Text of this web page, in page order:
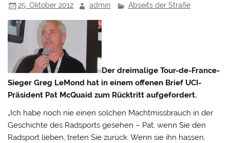
25. Oktober 2012 admin Abseits der Straße
Der dreimalige Tour-de-France-
Sieger Greg LeMond hat in einem offenen Brief UCI-
Präsident Pat McQuaid zum Rücktritt aufgefordert.
„Ich habe noch nie einen solchen Machtmissbrauch in der
Geschichte des Radsports gesehen – Pat, wenn Sie den
Radsport lieben, treten Sie zurück. Wenn sie ihn hassen,